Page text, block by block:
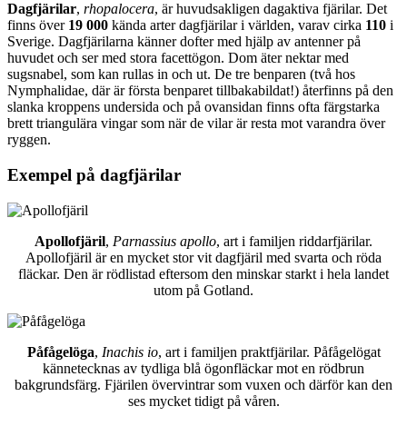
Dagfjärilar, rhopalocera, är huvudsakligen dagaktiva fjärilar. Det
finns över 19 000 kända arter dagfjärilar i världen, varav cirka 110 i
Sverige. Dagfjärilarna känner dofter med hjälp av antenner på
huvudet och ser med stora facettögon. Dom äter nektar med
sugsnabel, som kan rullas in och ut. De tre benparen (två hos
Nymphalidae, där är första benparet tillbakabildat!) återfinns på den
slanka kroppens undersida och på ovansidan finns ofta färgstarka
brett triangulära vingar som när de vilar är resta mot varandra över
ryggen.
Exempel på dagfjärilar
Apollofjäril, Parnassius apollo, art i familjen riddarfjärilar.
Apollofjäril är en mycket stor vit dagfjäril med svarta och röda
fläckar. Den är rödlistad eftersom den minskar starkt i hela landet
utom på Gotland.
Påfågelöga, Inachis io, art i familjen praktfjärilar. Påfågelögat
kännetecknas av tydliga blå ögonfläckar mot en rödbrun
bakgrundsfärg. Fjärilen övervintrar som vuxen och därför kan den
ses mycket tidigt på våren.